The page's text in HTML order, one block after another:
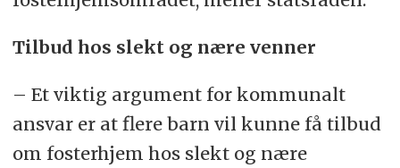
Tilbud hos slekt og nære venner
– Et viktig argument for kommunalt
ansvar er at flere barn vil kunne få tilbud
om fosterhjem hos slekt og nære